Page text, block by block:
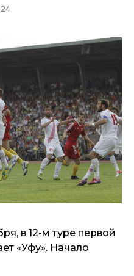
в 12-м туре первой
«Уфу». Начало